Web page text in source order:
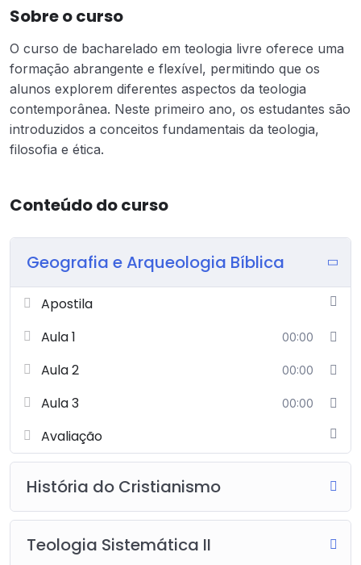
Sobre o curso
O curso de bacharelado em teologia livre oferece uma
formação abrangente e flexível, permitindo que os
alunos explorem diferentes aspectos da teologia
contemporânea. Neste primeiro ano, os estudantes são
introduzidos a conceitos fundamentais da teologia,
filosofia e ética.
Conteúdo do curso
Geografia e Arqueologia Bíblica
Apostila
Aula 1
00:00
Aula 2 00:00
Aula 3 00:00
Avaliação
História do Cristianismo
Teologia Sistemática II